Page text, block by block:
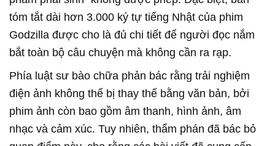
tóm tắt dài hơn 3.000 ký tự tiếng Nhật của phim
Godzilla được cho là đủ chi tiết để người đọc nắm
bắt toàn bộ câu chuyện mà không cần ra rạp.
Phía luật sư bào chữa phản bác rằng trải nghiệm
điện ảnh không thể bị thay thế bằng văn bản, bởi
phim ảnh còn bao gồm âm thanh, hình ảnh, âm
nhạc và cảm xúc. Tuy nhiên, thẩm phán đã bác bỏ